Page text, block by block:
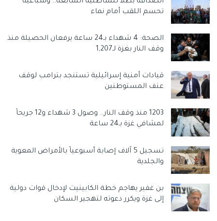
تحسم اللقب أمام نماء
الصحة: 4 شهداء بـ24 ساعة يرفعان الحصيلة منذ
وقف النار بغزة لـ1,207
قيادات أمنية إسرائيلية تستنجد بترامب لوقف
عنف المستوطنين
1203 منذ وقف النار.. وصول 3 شهداء و12 جريحاً
لمشافي غزة بـ24 ساعة
تسجيل 5 آلاف إصابة أسبوعياً بالأمراض المعوية
والجلدية
بن غفير يهاجم خطة الكابينيت لإدخال قوات دولية
إلى غزة ويكرر دعوته لتهجير السكان